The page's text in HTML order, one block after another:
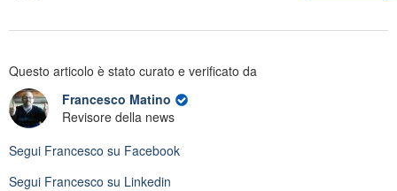
Questo articolo è stato curato e verificato da
Francesco Matino
Revisore della news
Segui Francesco su Facebook
Segui Francesco su Linkedin